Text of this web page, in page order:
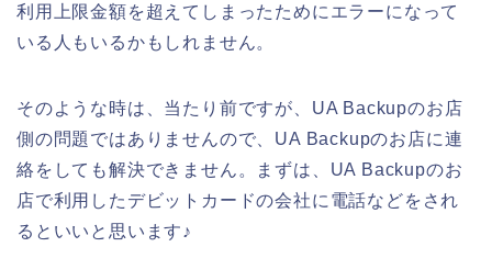
利用上限金額を超えてしまったためにエラーになって
いる人もいるかもしれません。
そのような時は、当たり前ですが、UA Backupのお店
側の問題ではありませんので、UA Backupのお店に連
絡をしても解決できません。まずは、UA Backupのお
店で利用したデビットカードの会社に電話などをされ
るといいと思います♪